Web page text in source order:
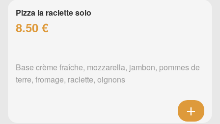
Pizza la raclette solo
8.50 €
Base crème fraîche, mozzarella, jambon, pommes de
terre, fromage, raclette, oignons